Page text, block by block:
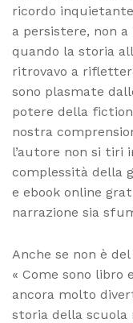
ricordo
a persistere, non
quando la storia
ritrovavo a
sono plasmate
potere della
nostra
l’autore non si tiri
complessità della
e ebook online
narrazione sia
Anche se non è
« Come sono libro
ancora molto
storia della scuola